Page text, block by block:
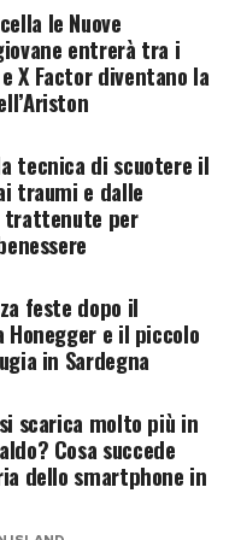
complicati e uno
la categoria
garantisce che il
spenti i
la
riservato agli
il vuoto.Amici
racconta carattere,
una comunità di
in prodotti già
dal programma.
loro può
concorrente. Milly
del
dosando
i video pubblicati
al mercato
Bocchi,
uno dei
La figlia di
ha
durante il ballo
le Nuove
entrerà tra i
X Factor diventano la
tecnica di scuotere il
traumi e dalle
trattenute per
feste dopo il
Honegger e il piccolo
in Sardegna
scarica molto più in
Cosa succede
dello smartphone in